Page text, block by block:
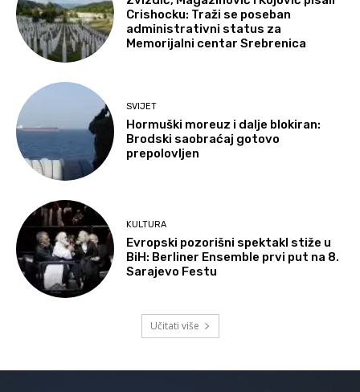
Crishocku: Traži se poseban
administrativni status za
Memorijalni centar Srebrenica
SVIJET
Hormuški moreuz i dalje blokiran:
Brodski saobraćaj gotovo
prepolovljen
KULTURA
Evropski pozorišni spektakl stiže u
BiH: Berliner Ensemble prvi put na 8.
Sarajevo Festu
Učitati više